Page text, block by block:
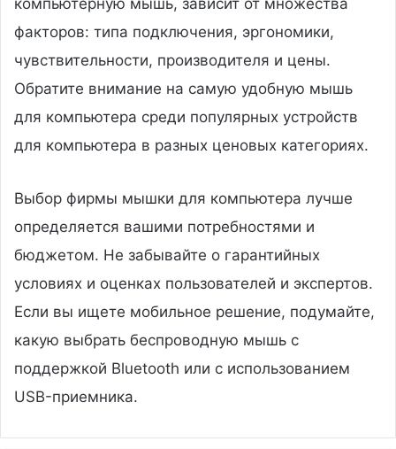
факторов: типа подключения, эргономики,
чувствительности, производителя и цены.
Обратите внимание на самую удобную мышь
для компьютера среди популярных устройств
для компьютера в разных ценовых категориях.
Выбор фирмы мышки для компьютера лучше
определяется вашими потребностями и
бюджетом. Не забывайте о гарантийных
условиях и оценках пользователей и экспертов.
Если вы ищете мобильное решение, подумайте,
какую выбрать беспроводную мышь с
поддержкой Bluetooth или с использованием
USB-приемника.